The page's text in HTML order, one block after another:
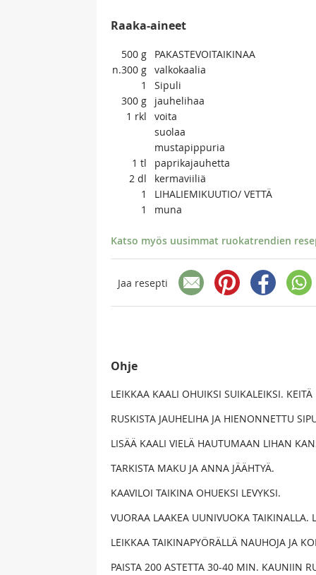
Raaka-aineet
500 g
PAKASTEVOITAIKINAA
n.300 g valkokaalia
1
Sipuli
300 g
jauhelihaa
1 rkl
voita
suolaa
mustapippuria
1 tl
paprikajauhetta
2 dl
kermaviiliä
1
LIHALIEMIKUUTIO/ VETTÄ
1
muna
Katso myös uusimmat ruokatrendien
Jaa resepti
Ohje
LEIKKAA KAALI OHUIKSI SUIKALEIKSI.
RUSKISTA JAUHELIHA JA HIENONNETTU
LISÄÄ KAALI VIELÄ HAUTUMAAN LIHAN
TARKISTA MAKU JA ANNA JÄÄHTYÄ.
KAAVILOI TAIKINA OHUEKSI LEVYKSI.
VUORAA LAAKEA UUNIVUOKA TAIKINALLA.
LEIKKAA TAIKINAPYÖRÄLLÄ NAUHOJA JA
PAISTA 200 ASTETTA 30-40 MIN. KAUNIIN